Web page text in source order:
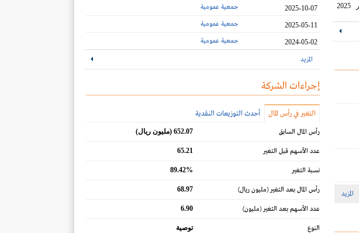
2025
المزيد
2025-10-07 جمعية عمومية
2025-05-11 جمعية عمومية
2024-05-02 جمعية عمومية
المزيد
إجراءات الشركة
التغير في رأس المال أحدث التوزيعات النقدية
رأس المال السابق 652.07 (مليون ريال)
عدد الأسهم قبل التغير 65.21
نسبة التغير 89.42%
رأس المال بعد التغير(مليون ريال) 68.97
عدد الأسهم بعد التغير(مليون) 6.90
النوع توصية